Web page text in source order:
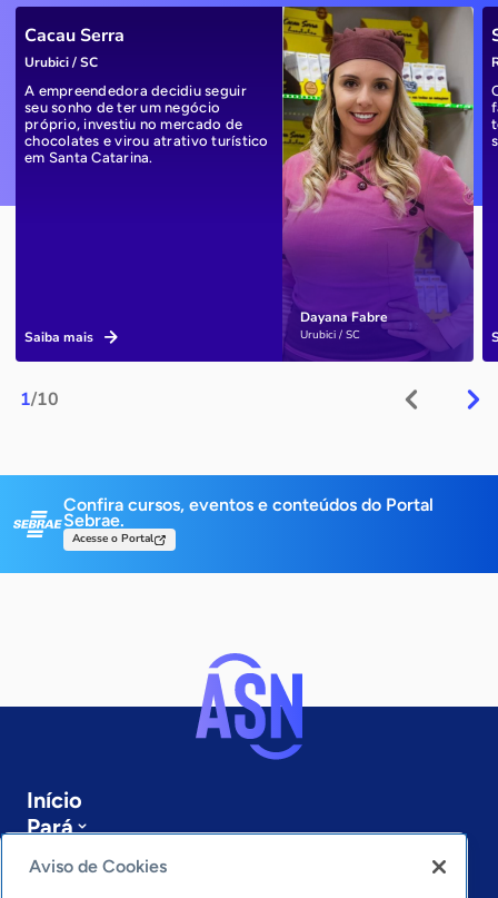
1/10
Dayana Fabre
Urubici / SC
Cacau Serra
Urubici / SC
A empreendedora decidiu seguir
seu sonho de ter um negócio
próprio, investiu no mercado de
chocolates e virou atrativo turístico
em Santa Catarina.
Saiba mais
Confira cursos, eventos e conteúdos do Portal
Sebrae.
Acesse o Portal
Início
Pará
Sobre a ASN
Últimas notícias
Aviso de Cookies